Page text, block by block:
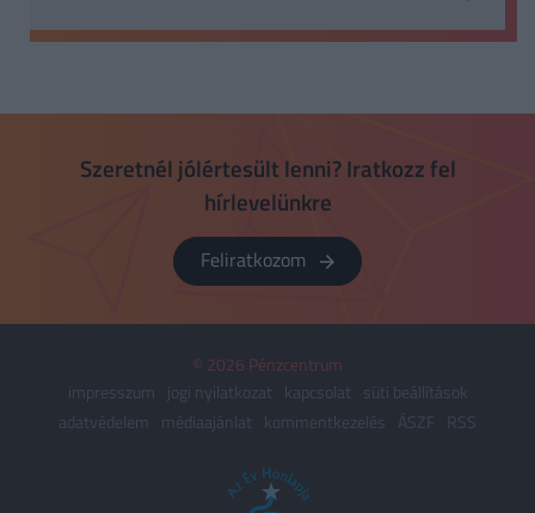
Szeretnél jólértesült lenni? Iratkozz fel
hírlevelünkre
Feliratkozom
© 2026 Pénzcentrum
impresszum
jogi nyilatkozat kapcsolat
süti beállítások
adatvédelem
médiaajánlat kommentkezelés ÁSZF RSS